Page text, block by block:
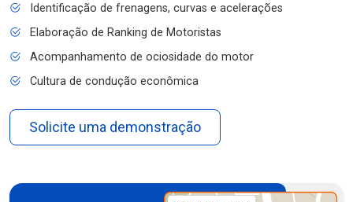
Identificação de frenagens, curvas e acelerações
Elaboração de Ranking de Motoristas
Acompanhamento de ociosidade do motor
Cultura de condução econômica
Solicite uma demonstração